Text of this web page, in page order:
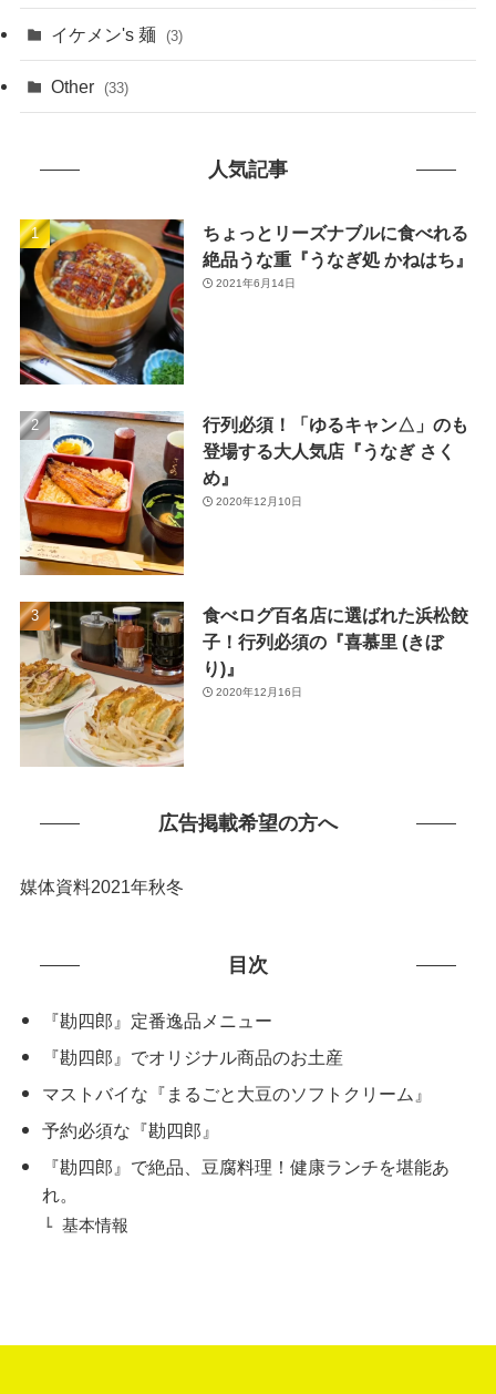
(38)
(1)
(3)
(26)
(1)
(114)
(15)
(43)
(49)
イケメン's 麺 (3)
Other (33)
人気記事
ちょっとリーズナブルに食べれる
絶品うな重『うなぎ処 かねはち』
2021年6月14日
行列必須！「ゆるキャン△」のも
登場する大人気店『うなぎ さく
め』
2020年12月10日
食べログ百名店に選ばれた浜松餃
子！行列必須の『喜慕里 (きぼ
り)』
2020年12月16日
広告掲載希望の方へ
媒体資料2021年秋冬
目次
『勘四郎』定番逸品メニュー
『勘四郎』でオリジナル商品のお土産
マストバイな『まるごと大豆のソフトクリーム』
予約必須な『勘四郎』
『勘四郎』で絶品、豆腐料理！健康ランチを堪能あ
れ。
基本情報